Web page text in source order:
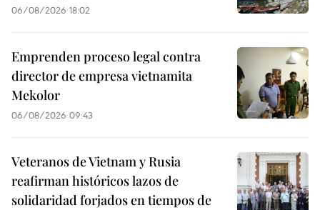
06/08/2026 18:02
Emprenden proceso legal contra
director de empresa vietnamita
Mekolor
06/08/2026 09:43
Veteranos de Vietnam y Rusia
reafirman históricos lazos de
solidaridad forjados en tiempos de